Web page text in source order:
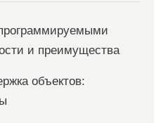
и преимущества
объектов: